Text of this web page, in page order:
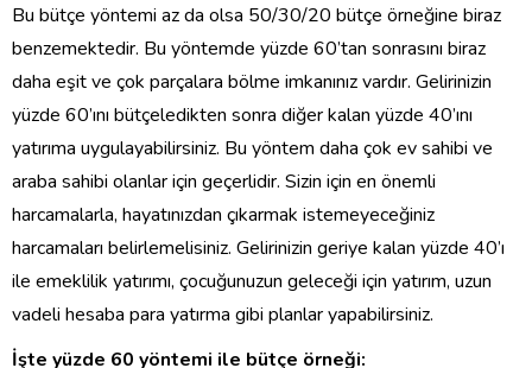
Bu bütçe yöntemi az da olsa 50/30/20 bütçe örneğine biraz
benzemektedir. Bu yöntemde yüzde 60’tan sonrasını biraz
daha eşit ve çok parçalara bölme imkanınız vardır. Gelirinizin
yüzde 60’ını bütçeledikten sonra diğer kalan yüzde 40’ını
yatırıma uygulayabilirsiniz. Bu yöntem daha çok ev sahibi ve
araba sahibi olanlar için geçerlidir. Sizin için en önemli
harcamalarla, hayatınızdan çıkarmak istemeyeceğiniz
harcamaları belirlemelisiniz. Gelirinizin geriye kalan yüzde 40’ı
ile emeklilik yatırımı, çocuğunuzun geleceği için yatırım, uzun
vadeli hesaba para yatırma gibi planlar yapabilirsiniz.
İşte yüzde 60 yöntemi ile bütçe örneği: